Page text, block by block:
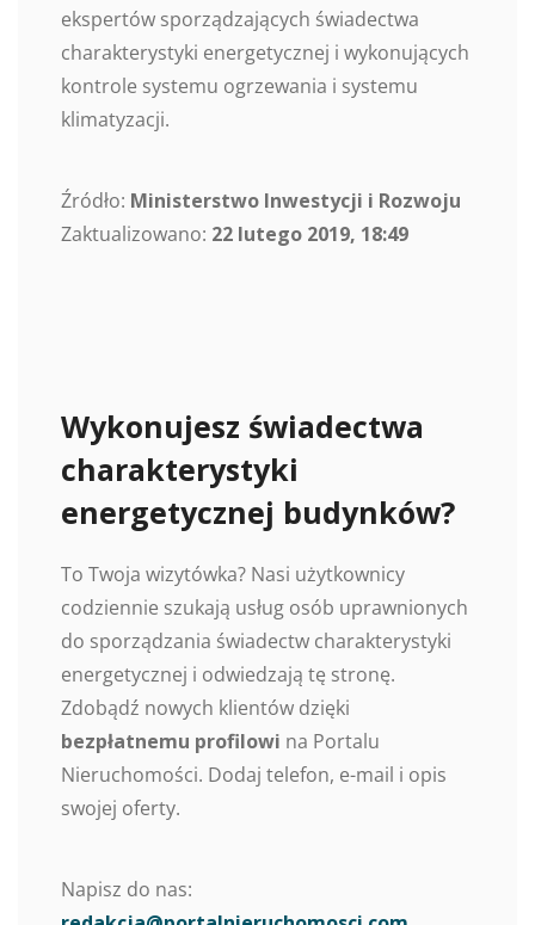
ekspertów sporządzających świadectwa
charakterystyki energetycznej i wykonujących
kontrole systemu ogrzewania i systemu
klimatyzacji.
Źródło: Ministerstwo Inwestycji i Rozwoju
Zaktualizowano: 22 lutego 2019, 18:49
Wykonujesz świadectwa
charakterystyki
energetycznej budynków?
To Twoja wizytówka? Nasi użytkownicy
codziennie szukają usług osób uprawnionych
do sporządzania świadectw charakterystyki
energetycznej i odwiedzają tę stronę.
Zdobądź nowych klientów dzięki
bezpłatnemu profilowi na Portalu
Nieruchomości. Dodaj telefon, e-mail i opis
swojej oferty.
Napisz do nas: